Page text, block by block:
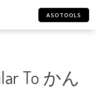
ASOTOOLS
To かん